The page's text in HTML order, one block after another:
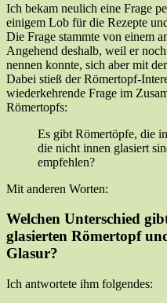
Ich bekam neulich eine Frage
einigem Lob für die Rezepte
Die Frage stammte von einem
Angehend deshalb, weil er
nennen konnte, sich aber mit
Dabei stieß der Römertopf-
wiederkehrende Frage im
Römertopfs:
Es gibt Römertöpfe, die
die nicht innen glasiert
empfehlen?
Mit anderen Worten:
Welchen Unterschied
glasierten Römertopf
Glasur?
Ich antwortete ihm folgendes: